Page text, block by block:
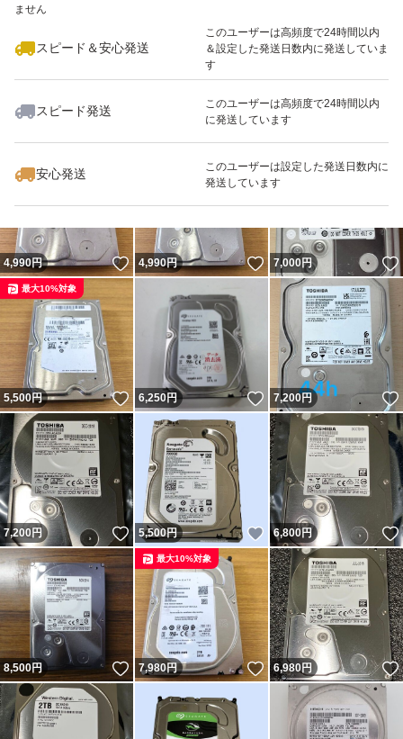
ません
スピード＆安心発送
このユーザーは高頻度で24時間以内
＆設定した発送日数内に発送していま
す
スピード発送
このユーザーは高頻度で24時間以内
に発送しています
安心発送
このユーザーは設定した発送日数内に
発送しています
いいね！
4,300
4,990円 いいね！
4,990円 いいね！
7,000円
5,500円 いいね！
最大10%対象
6,250円 いいね！
7,200円
7,200 円 いいね！
5,500円 いいね！
6,800円
8,500円 いいね！
7,980円 いいね！
最大10%対象
6,980円